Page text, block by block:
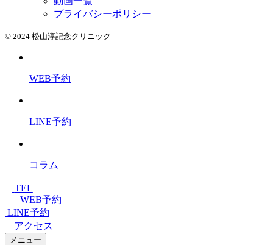
プライバシーポリシー
© 2024 松山淳記念クリニック
WEB予約
LINE予約
コラム
TEL
WEB予約
LINE予約
アクセス
メニュー